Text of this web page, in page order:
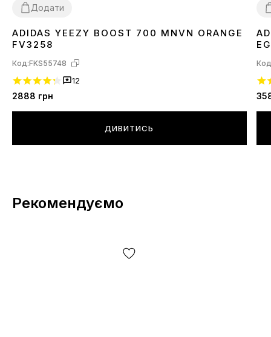
Додати
41 4243
ADIDAS YEEZY BOOST 700 MNVN ORANGE
FV3258
Код:FKS55748
12
2888 грн
ДИВИТИСЬ
Рекомендуємо